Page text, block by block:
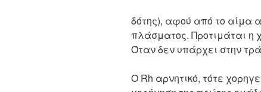
δότης), αφού από το αίμα
πλάσματος. Προτιμάται η
Όταν δεν υπάρχει στην
Ο Rh αρνητικό, τότε